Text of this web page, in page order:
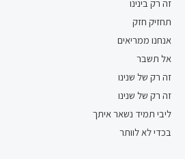
זה רק בינינו
תחזיק חזק
אנחנו ממריאים
אל תשבר
זה רק של שנינו
זה רק של שנינו
ליבי תמיד נשאר איתך
בכדי לא לוותר